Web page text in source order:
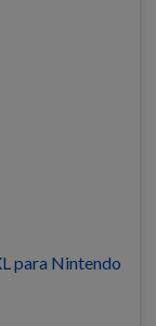
para Nintendo